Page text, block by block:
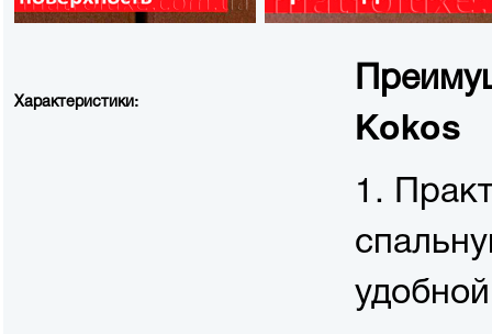
Характеристики:
Kokos
1.